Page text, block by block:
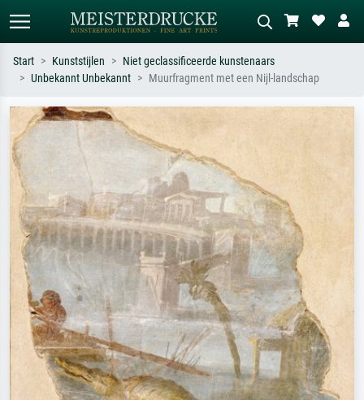
Zoek op kunstenaar, titel of stijl – bijv.
Monet, Sterrennacht, impressionisme,
Hokusai-golf, naakt.
Beschrijf de scène – bijv. groene
Start Kunststijlen
Niet geclassificeerde kunstenaars
Unbekannt Unbekannt
Muurfragment met een Nijl-landschap